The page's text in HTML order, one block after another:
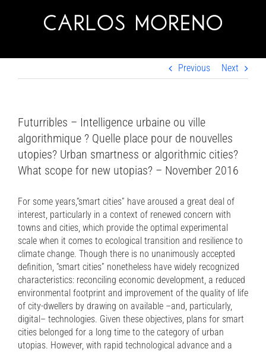
Previous Next
Futurribles – Intelligence urbaine ou ville
algorithmique ? Quelle place pour de nouvelles
utopies? Urban smartness or algorithmic cities?
What scope for new utopias? – November 2016
For some years,“smart cities” have aroused a great deal of
interest, particularly in a context of renewed concern with
towns and cities, which provide the optimal experimental
scale when it comes to ecological transition and resilience to
climate change. Though there is no unanimously accepted
definition, “smart cities” nonetheless have widely recognized
characteristics: reconciling economic development, a reduced
environmental footprint and improvement of the quality of life
of city-dwellers by drawing on available –and, particularly,
digital– technologies. Given these objectives, plans for smart
cities belonged for a long time to the category of urban
utopias. However, with rapid technological advance and a